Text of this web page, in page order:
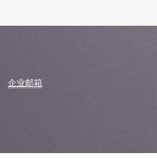
企业邮箱